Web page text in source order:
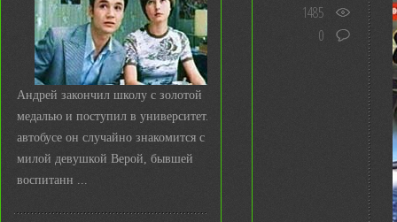
Андрей закончил школу с золотой
медалью и поступил в университет. В
автобусе он случайно знакомится с
милой девушкой Верой, бывшей
воспитанн ...
1485
0